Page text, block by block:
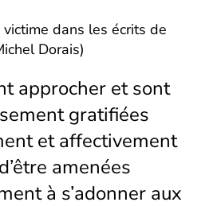
victime dans les écrits de
Dorais)
approcher et sont
gratifiées
et affectivement
amenées
à s’adonner aux